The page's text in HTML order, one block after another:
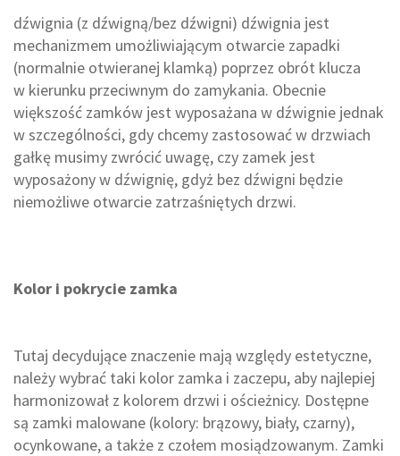
dźwignia (z dźwigną/bez dźwigni) dźwignia jest
mechanizmem umożliwiającym otwarcie zapadki
(normalnie otwieranej klamką) poprzez obrót klucza
w kierunku przeciwnym do zamykania. Obecnie
większość zamków jest wyposażana w dźwignie jednak
w szczególności, gdy chcemy zastosować w drzwiach
gałkę musimy zwrócić uwagę, czy zamek jest
wyposażony w dźwignię, gdyż bez dźwigni będzie
niemożliwe otwarcie zatrzaśniętych drzwi.
Kolor i pokrycie zamka
Tutaj decydujące znaczenie mają względy estetyczne,
należy wybrać taki kolor zamka i zaczepu, aby najlepiej
harmonizował z kolorem drzwi i ościeżnicy. Dostępne
są zamki malowane (kolory: brązowy, biały, czarny),
ocynkowane, a także z czołem mosiądzowanym. Zamki